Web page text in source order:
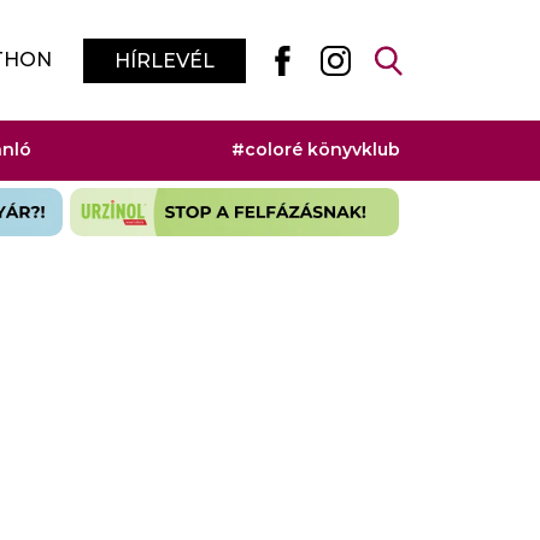
HÍRLEVÉL
#coloré könyvklub